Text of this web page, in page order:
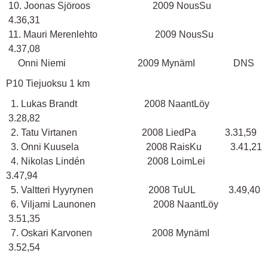
10. Joonas Sjöroos 2009 NousSu
4.36,31
11. Mauri Merenlehto 2009 NousSu
4.37,08
Onni Niemi 2009 MynämI DNS
P10 Tiejuoksu 1 km
1. Lukas Brandt 2008 NaantLöy
3.28,82
2. Tatu Virtanen 2008 LiedPa 3.31,59
3. Onni Kuusela 2008 RaisKu 3.41,21
4. Nikolas Lindén 2008 LoimLei
3.47,94
5. Valtteri Hyyrynen 2008 TuUL 3.49,40
6. Viljami Launonen 2008 NaantLöy
3.51,35
7. Oskari Karvonen 2008 MynämI
3.52,54